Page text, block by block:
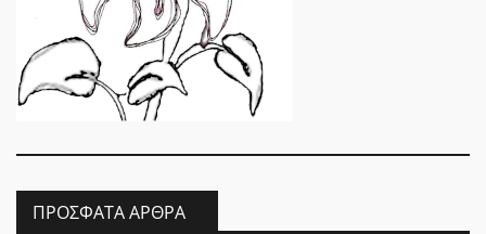
ΠΡΌΣΦΑΤΑ ΆΡΘΡΑ